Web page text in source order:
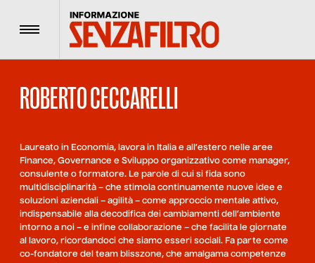
Menu
ROBERTO CECCARELLI
Laureato in Economia, lavora in Italia e all’estero nelle aree
Finance, Governance e Sviluppo organizzativo come manager,
consulente o formatore. Le parole di cui si fida sono
multidisciplinarità – che stimola continuamente nuove idee e
soluzioni aziendali – agilità – come approccio mentale attivo,
indispensabile alla decodifica dei cambiamenti dell’ambiente
intorno a noi – e infine collaborazione – che facilita le giornate
al lavoro, ricordandoci che siamo esseri sociali. Fa parte come
co-fondatore del team blisszone, che amalgama competenze